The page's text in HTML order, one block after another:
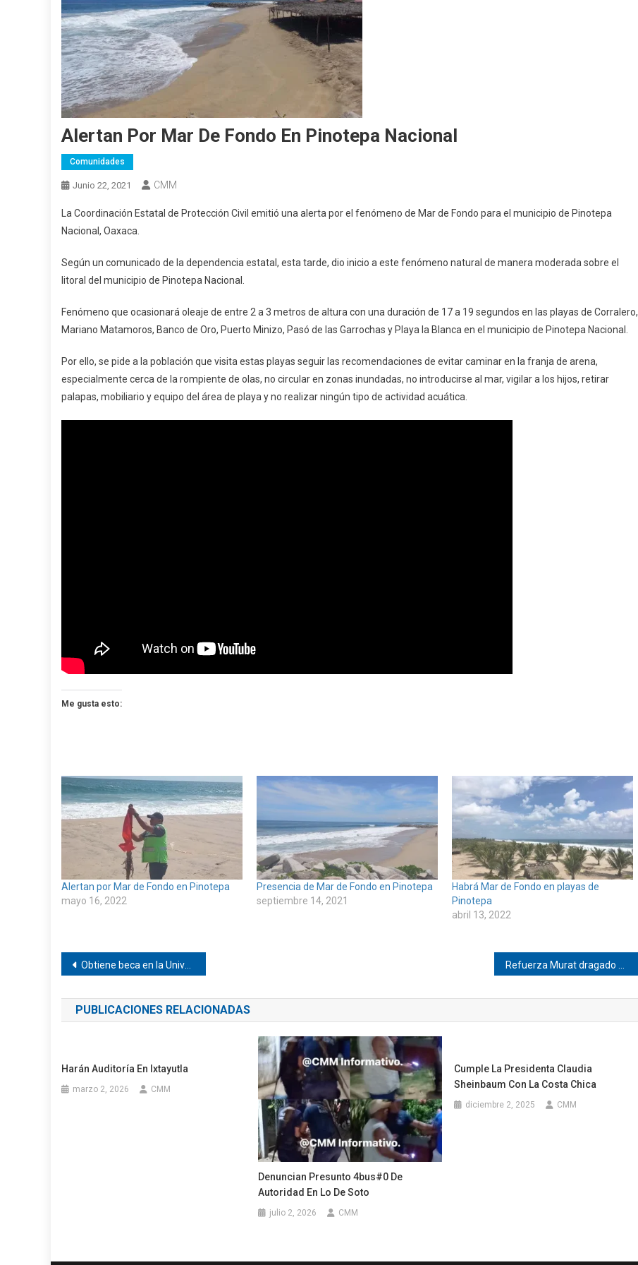
Alertan Por Mar De Fondo En Pinotepa Nacional
Comunidades
Junio 22, 2021 CMM
La Coordinación Estatal de Protección Civil emitió una alerta por el fenómeno de Mar de Fondo para el municipio de Pinotepa
Nacional, Oaxaca.
Según un comunicado de la dependencia estatal, esta tarde, dio inicio a este fenómeno natural de manera moderada sobre el
litoral del municipio de Pinotepa Nacional.
Fenómeno que ocasionará oleaje de entre 2 a 3 metros de altura con una duración de 17 a 19 segundos en las playas de Corralero,
Mariano Matamoros, Banco de Oro, Puerto Minizo, Pasó de las Garrochas y Playa la Blanca en el municipio de Pinotepa Nacional.
Por ello, se pide a la población que visita estas playas seguir las recomendaciones de evitar caminar en la franja de arena,
especialmente cerca de la rompiente de olas, no circular en zonas inundadas, no introducirse al mar, vigilar a los hijos, retirar
palapas, mobiliario y equipo del área de playa y no realizar ningún tipo de actividad acuática.
Me gusta esto:
Alertan por Mar de Fondo en Pinotepa
mayo 16, 2022
Presencia de Mar de Fondo en Pinotepa
septiembre 14, 2021
Habrá Mar de Fondo en playas de
Pinotepa
abril 13, 2022
Navegación
de
entradas
Obtiene beca en la Universidad Iberoamericana joven de Tututepec
PUBLICACIONES RELACIONADAS
Harán Auditoría En Ixtayutla
marzo 2, 2026 CMM
Denuncian Presunto 4bus#0 De
Autoridad En Lo De Soto
julio 2, 2026 CMM
Cumple La Presidenta Claudia
Sheinbaum Con La Costa Chica
diciembre 2, 2025 CMM